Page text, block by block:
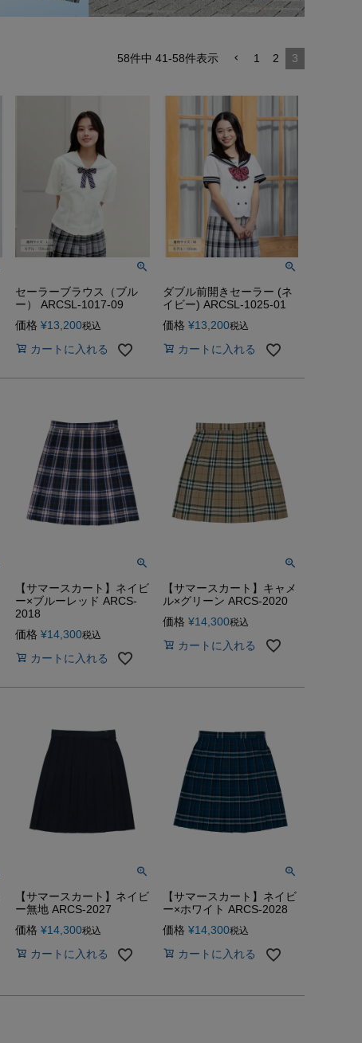
58件中 41-58件表示 1 2 3
セーラーブラウス（ブル
ー） ARCSL-1017-09
価格 ¥13,200税込
カートに入れる
ダブル前開きセーラー (ネ
イビー) ARCSL-1025-01
価格 ¥13,200税込
カートに入れる
【サマースカート】ネイビ
ー×ブルーレッド ARCS-
2018
価格 ¥14,300税込
カートに入れる
【サマースカート】キャメ
ル×グリーン ARCS-2020
価格 ¥14,300税込
カートに入れる
【サマースカート】ネイビ
ー無地 ARCS-2027
価格 ¥14,300税込
カートに入れる
【サマースカート】ネイビ
ー×ホワイト ARCS-2028
価格 ¥14,300税込
カートに入れる